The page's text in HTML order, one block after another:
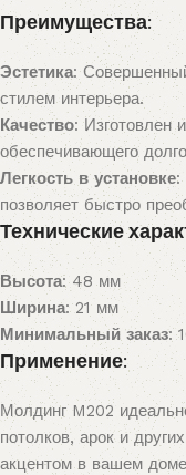
Преимущества:
Эстетика:
стилем интерьера.
Качество: Изготовлен
обеспечивающего
Легкость в установке:
позволяет быстро
Технические
Высота: 48 мм
Ширина: 21 мм
Минимальный заказ:
Применение:
Молдинг M202
потолков, арок и
акцентом в вашем